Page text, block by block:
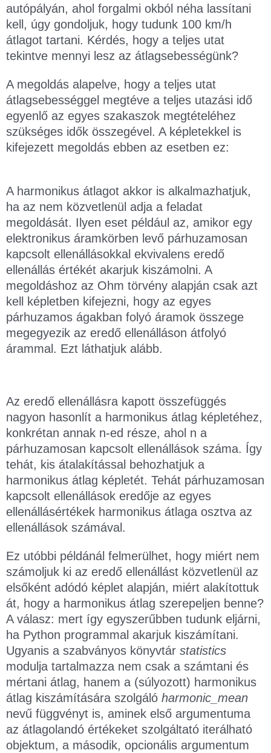
autópályán, ahol forgalmi okból néha lassítani
kell, úgy gondoljuk, hogy tudunk 100 km/h
átlagot tartani. Kérdés, hogy a teljes utat
tekintve mennyi lesz az átlagsebességünk?
A megoldás alapelve, hogy a teljes utat
átlagsebességgel megtéve a teljes utazási idő
egyenlő az egyes szakaszok megtételéhez
szükséges idők összegével. A képletekkel is
kifejezett megoldás ebben az esetben ez:
A harmonikus átlagot akkor is alkalmazhatjuk,
ha az nem közvetlenül adja a feladat
megoldását. Ilyen eset például az, amikor egy
elektronikus áramkörben levő párhuzamosan
kapcsolt ellenállásokkal ekvivalens eredő
ellenállás értékét akarjuk kiszámolni. A
megoldáshoz az Ohm törvény alapján csak azt
kell képletben kifejezni, hogy az egyes
párhuzamos ágakban folyó áramok összege
megegyezik az eredő ellenálláson átfolyó
árammal. Ezt láthatjuk alább.
Az eredő ellenállásra kapott összefüggés
nagyon hasonlít a harmonikus átlag képletéhez,
konkrétan annak n-ed része, ahol n a
párhuzamosan kapcsolt ellenállások száma. Így
tehát, kis átalakítással behozhatjuk a
harmonikus átlag képletét. Tehát párhuzamosan
kapcsolt ellenállások eredője az egyes
ellenállásértékek harmonikus átlaga osztva az
ellenállások számával.
Ez utóbbi példánál felmerülhet, hogy miért nem
számoljuk ki az eredő ellenállást közvetlenül az
elsőként adódó képlet alapján, miért alakítottuk
át, hogy a harmonikus átlag szerepeljen benne?
A válasz: mert így egyszerűbben tudunk eljárni,
ha Python programmal akarjuk kiszámítani.
Ugyanis a szabványos könyvtár statistics
modulja tartalmazza nem csak a számtani és
mértani átlag, hanem a (súlyozott) harmonikus
átlag kiszámítására szolgáló harmonic_mean
nevű függvényt is, aminek első argumentuma
az átlagolandó értékeket szolgáltató iterálható
objektum, a második, opcionális argumentum